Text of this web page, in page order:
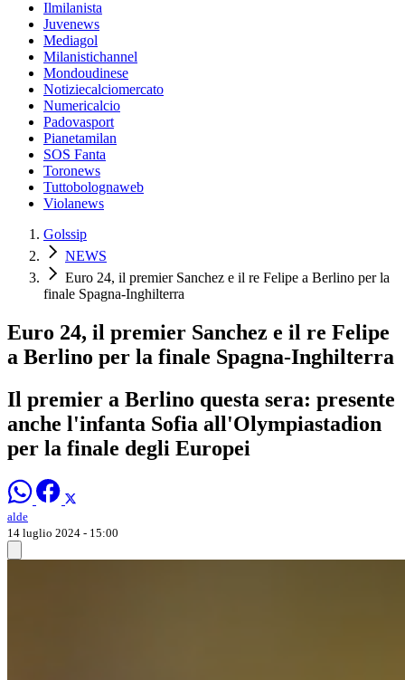
Ilmilanista
Juvenews
Mediagol
Milanistichannel
Mondoudinese
Notiziecalciomercato
Numericalcio
Padovasport
Pianetamilan
SOS Fanta
Toronews
Tuttobolognaweb
Violanews
Golssip
NEWS
Euro 24, il premier Sanchez e il re Felipe a Berlino per la
finale Spagna-Inghilterra
Euro 24, il premier Sanchez e il re Felipe
a Berlino per la finale Spagna-Inghilterra
Il premier a Berlino questa sera: presente
anche l'infanta Sofia all'Olympiastadion
per la finale degli Europei
alde
14 luglio 2024 - 15:00